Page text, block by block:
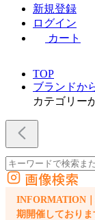
新規登録
ログイン
カート
TOP
ブランドか
カテゴリー
外部サイトの商品をカ
他のサイトで見つけた商品
画像検索
INFORMATION
期開催しておりま